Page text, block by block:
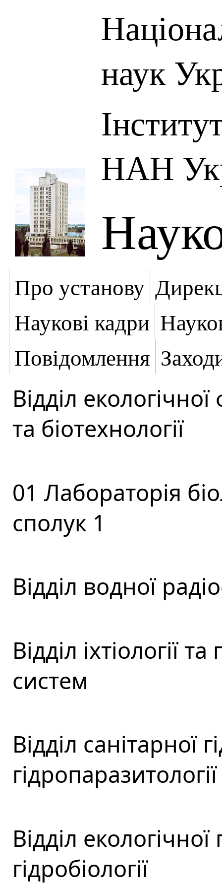
наук
НАН
Про установу
Наукові кадри
Повідомлення
Відділ екологічної
та біотехнології
01 Лабораторія
сполук 1
Відділ водної
Відділ іхтіології
систем
Відділ санітарної
гідропаразитології
Відділ екологічної
гідробіології